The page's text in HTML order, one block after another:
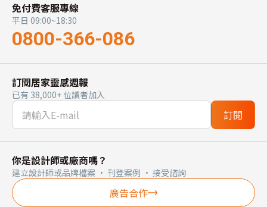
免付費客服專線
平日 09:00~18:30
0800-366-086
訂閱居家靈感週報
已有 38,000+ 位讀者加入
訂閱
你是設計師或廠商嗎？
建立設計師或品牌檔案 · 刊登案例 · 接受諮詢
廣告合作